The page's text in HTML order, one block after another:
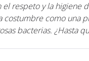
respeto y la higiene
como una
bacterias. ¿Hasta